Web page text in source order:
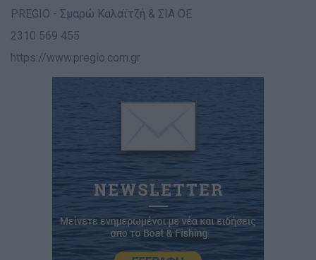
PREGIO - Σμαρώ Καλαϊτζή & ΣΙΑ ΟΕ
2310 569 455
https://www.pregio.com.gr